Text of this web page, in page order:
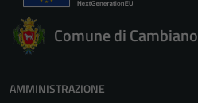
Comune di Cambiano
AMMINISTRAZIONE